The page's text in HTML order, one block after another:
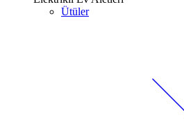
Ütüler